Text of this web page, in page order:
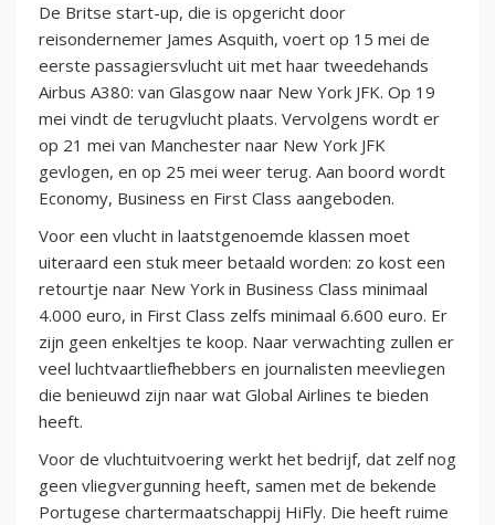
De Britse start-up, die is opgericht door
reisondernemer James Asquith, voert op 15 mei de
eerste passagiersvlucht uit met haar tweedehands
Airbus A380: van Glasgow naar New York JFK. Op 19
mei vindt de terugvlucht plaats. Vervolgens wordt er
op 21 mei van Manchester naar New York JFK
gevlogen, en op 25 mei weer terug. Aan boord wordt
Economy, Business en First Class aangeboden.
Voor een vlucht in laatstgenoemde klassen moet
uiteraard een stuk meer betaald worden: zo kost een
retourtje naar New York in Business Class minimaal
4.000 euro, in First Class zelfs minimaal 6.600 euro. Er
zijn geen enkeltjes te koop. Naar verwachting zullen er
veel luchtvaartliefhebbers en journalisten meevliegen
die benieuwd zijn naar wat Global Airlines te bieden
heeft.
Voor de vluchtuitvoering werkt het bedrijf, dat zelf nog
geen vliegvergunning heeft, samen met de bekende
Portugese chartermaatschappij HiFly. Die heeft ruime